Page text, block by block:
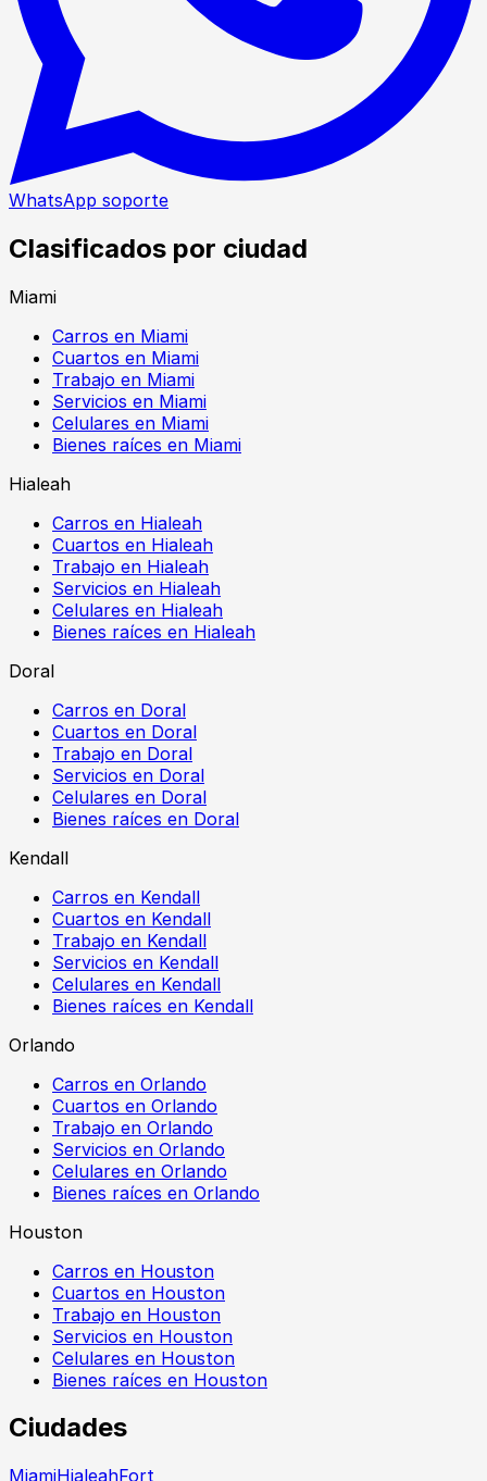
WhatsApp soporte
Clasificados por ciudad
Miami
Carros en Miami
Cuartos en Miami
Trabajo en Miami
Servicios en Miami
Celulares en Miami
Bienes raíces en Miami
Hialeah
Carros en Hialeah
Cuartos en Hialeah
Trabajo en Hialeah
Servicios en Hialeah
Celulares en Hialeah
Bienes raíces en Hialeah
Doral
Carros en Doral
Cuartos en Doral
Trabajo en Doral
Servicios en Doral
Celulares en Doral
Bienes raíces en Doral
Kendall
Carros en Kendall
Cuartos en Kendall
Trabajo en Kendall
Servicios en Kendall
Celulares en Kendall
Bienes raíces en Kendall
Orlando
Carros en Orlando
Cuartos en Orlando
Trabajo en Orlando
Servicios en Orlando
Celulares en Orlando
Bienes raíces en Orlando
Houston
Carros en Houston
Cuartos en Houston
Trabajo en Houston
Servicios en Houston
Celulares en Houston
Bienes raíces en Houston
Ciudades
MiamiHialeahFort